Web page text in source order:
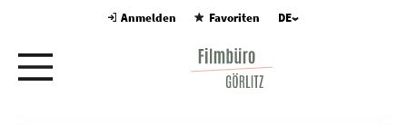
Anmelden Favoriten DE